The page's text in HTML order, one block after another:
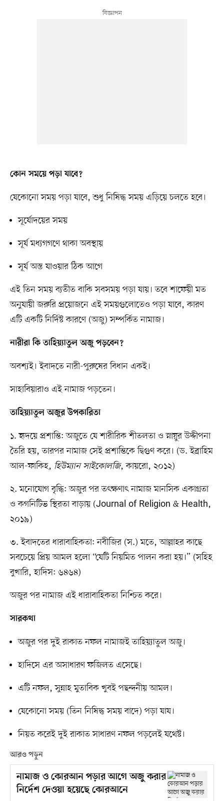
কোন সময়ে পড়া যাবে?
যেকোনো সময় পড়া যাবে, শুধু নিষিদ্ধ সময় এড়িয়ে চলতে হবে।
সূর্যোদয়ের সময়
সূর্য মধ্যগগণে থাকা অবস্থায়
সূর্য অস্ত যাওয়ার ঠিক আগে
এই তিন সময় ব্যতীত বাকি সবসময় পড়া যায়। তবে শাফেয়ী মত
অনুযায়ী জরুরি প্রয়োজনে এই সময়গুলোতেও পড়া যাবে, কারণ
এটি একটি নির্দিষ্ট কারণে (অজু) সম্পর্কিত নামাজ।
নারীরা কি তাহিয়্যাতুল অজু পড়বেন?
অবশ্যই। ইবাদতে নারী-পুরুষের বিধান একই।
সাহাবিয়ারাও এই নামাজ পড়তেন।
তাহিয়্যাতুল অজুর উপকারিতা
১. হৃদয়ে প্রশান্তি: অজুতে যে শারীরিক শীতলতা ও স্নায়ুর উদ্দীপনা
তৈরি হয়, তারপর নামাজ সেই প্রশান্তিকে দ্বিগুণ করে। (ড. ইব্রাহিম
আল-ফাকিহ, হিউম্যান সাইকোলজি, কায়রো, ২০১২)
২. মনোযোগ বৃদ্ধি: অজুর পর তৎক্ষণাৎ নামাজ মানসিক একাগ্রতা
ও কগনিটিভ স্থিরতা বাড়ায় (Journal of Religion & Health,
২০১৯)
৩. ইবাদতের ধারাবাহিকতা: নবীজির (স.) মতে, আল্লাহর কাছে
সবচেয়ে প্রিয় আমল হলো “যেটি নিয়মিত পালন করা হয়।” (সহিহ
বুখারি, হাদিস: ৬৪৬৪)
অজুর পর নামাজ এই ধারাবাহিকতা নিশ্চিত করে।
সারকথা
অজুর পর দুই রাকাত নফল নামাজই তাহিয়্যাতুল অজু।
হাদিসে এর অসাধারণ ফজিলত এসেছে।
এটি নফল, সুন্নাহ মুতাবিক খুবই পছন্দনীয় আমল।
যেকোনো সময় (তিন নিষিদ্ধ সময় বাদে) পড়া যায।
নিয়ত করেই দুই রাকাত সাধারণ নফল পড়লেই যথেষ্ট।
আরও পড়ুন
নামাজ ও কোরআন পড়ার আগে অজু করার
নির্দেশ দেওয়া হয়েছে কোরআনে